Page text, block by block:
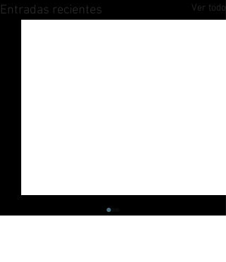
Entradas recientes Ver todo